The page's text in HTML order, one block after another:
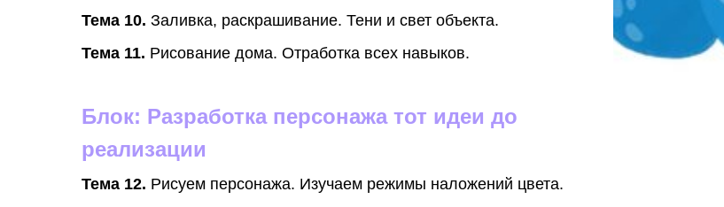
Тема 10. Заливка, раскрашивание. Тени и свет объекта.
Тема 11. Рисование дома. Отработка всех навыков.
Блок: Разработка персонажа тот идеи до
реализации
Тема 12. Рисуем персонажа. Изучаем режимы наложений цвета.